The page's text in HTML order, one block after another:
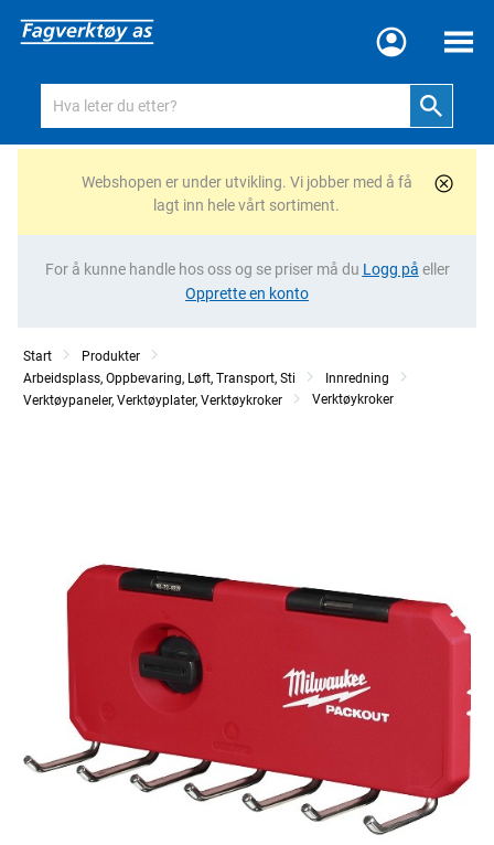
Meny
Webshopen er under utvikling. Vi jobber med å få
lagt inn hele vårt sortiment.
For å kunne handle hos oss og se priser må du Logg på eller
Opprette en konto
Start
Produkter
Arbeidsplass, Oppbevaring, Løft, Transport, Sti
Innredning
Verktøypaneler, Verktøyplater, Verktøykroker
Verktøykroker